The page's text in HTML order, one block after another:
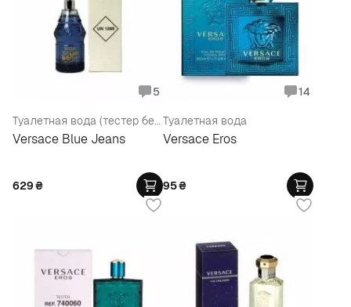
5
Туалетная вода (тестер без крышечки)
Versace Blue Jeans
629₴
14
Туалетная вода
Versace Eros
95₴